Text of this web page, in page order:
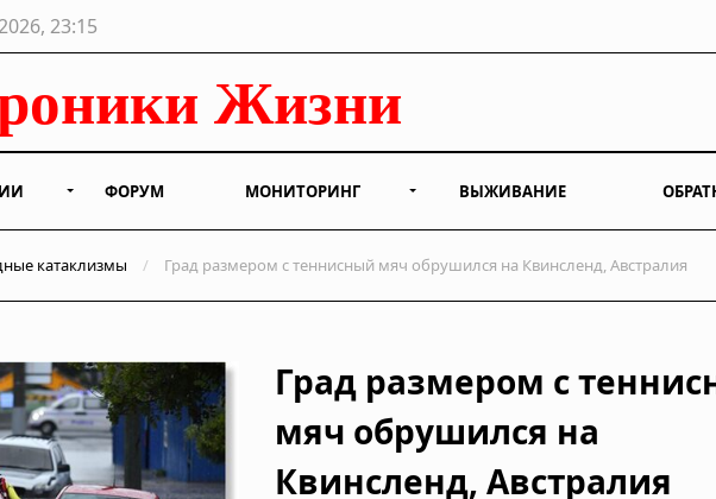
23:15
ФОРУМ МОНИТОРИНГ ВЫЖИВАНИЕ
катаклизмы / Град размером с теннисный мяч обрушился на Квинсленд, Австралия
Град размером с
мяч обрушился на
Квинсленд, Австралия